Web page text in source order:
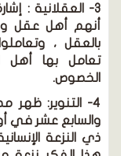
3- العقلانية :
أنهم أهل عقل
بالعقل ،
تعامل بها أهل
الخصوص.
4- التنوير: ظهر
والسابع عشر في
ذي النزعة